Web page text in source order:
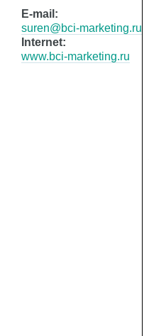
E-mail:
suren@bci-marketing.ru
Internet:
www.bci-marketing.ru